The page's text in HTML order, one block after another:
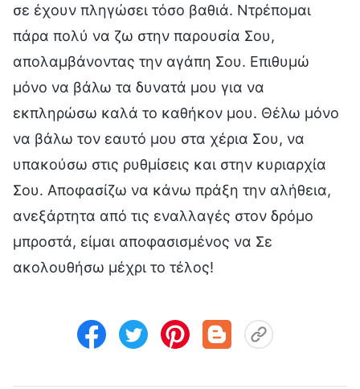
σε έχουν πληγώσει τόσο βαθιά. Ντρέπομαι
πάρα πολύ να ζω στην παρουσία Σου,
απολαμβάνοντας την αγάπη Σου. Επιθυμώ
μόνο να βάλω τα δυνατά μου για να
εκπληρώσω καλά το καθήκον μου. Θέλω μόνο
να βάλω τον εαυτό μου στα χέρια Σου, να
υπακούσω στις ρυθμίσεις και στην κυριαρχία
Σου. Αποφασίζω να κάνω πράξη την αλήθεια,
ανεξάρτητα από τις εναλλαγές στον δρόμο
μπροστά, είμαι αποφασισμένος να Σε
ακολουθήσω μέχρι το τέλος!